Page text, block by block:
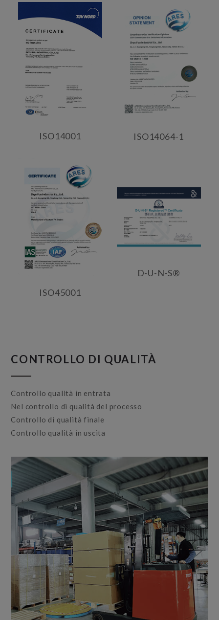
ISO14001 ISO14064-1
ISO45001
D-U-N-S®
CONTROLLO DI QUALITÀ
Controllo qualità in entrata
Nel controllo di qualità del processo
Controllo di qualità finale
Controllo qualità in uscita